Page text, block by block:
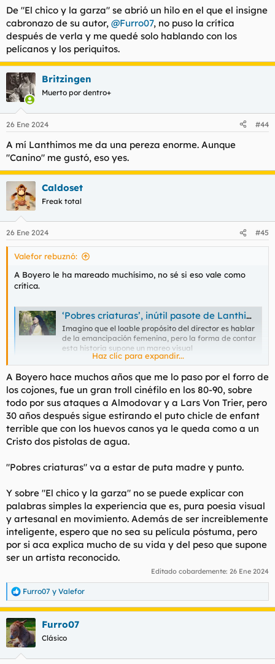
De "El chico y la garza" se abrió un hilo en el que el insigne
cabronazo de su autor, @Furro07, no puso la crítica
después de verla y me quedé solo hablando con los
pelícanos y los periquitos.
Britzingen
Muerto por dentro+
26 Ene 2024 #44
A mí Lanthimos me da una pereza enorme. Aunque
"Canino" me gustó, eso yes.
Caldoset
Freak total
26 Ene 2024 #45
Valefor rebuznó:
A Boyero le ha mareado muchísimo, no sé si eso vale como
crítica.
‘Pobres criaturas’, inútil pasote de Lanthimos, otro director de moda
Imagino que el loable propósito del director es hablar
de la emancipación femenina, pero la forma de contar
esta historia supone un mareo visual
elpais.com
De "El chico y la garza" se abrió un hilo en el que el insigne
cabronazo de su autor,@Furro07, no puso la crítica después de
verla y me quedé solo hablando con los pelícanos y los
periquitos.
Haz clic para expandir...
A Boyero hace muchos años que me lo paso por el forro de
los cojones, fue un gran troll cinéfilo en los 80-90, sobre
todo por sus ataques a Almodovar y a Lars Von Trier, pero
30 años después sigue estirando el puto chicle de enfant
terrible que con los huevos canos ya le queda como a un
Cristo dos pistolas de agua.
"Pobres criaturas" va a estar de puta madre y punto.
Y sobre "El chico y la garza" no se puede explicar con
palabras simples la experiencia que es, pura poesia visual
y artesanal en movimiento. Además de ser increiblemente
inteligente, espero que no sea su película póstuma, pero
por si aca explica mucho de su vida y del peso que supone
ser un artista reconocido.
Editado cobardemente: 26 Ene 2024
R
e
c
c
i
Furro07 y Valefor
Furro07
Clásico